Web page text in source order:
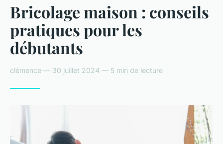
Bricolage maison : conseils
pratiques pour les
débutants
clémence — 30 juillet 2024 — 5 min de lecture